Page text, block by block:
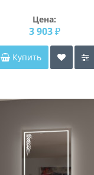
Цена:
3 903 ₽
Купить